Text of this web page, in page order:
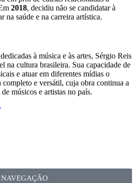
2018, decidiu não se candidatar à
na saúde e na carreira artística.
à música e às artes, Sérgio Reis
na cultura brasileira. Sua capacidade de
e atuar em diferentes mídias o
e versátil, cuja obra continua a
músicos e artistas no país.
NAVEGAÇÃO